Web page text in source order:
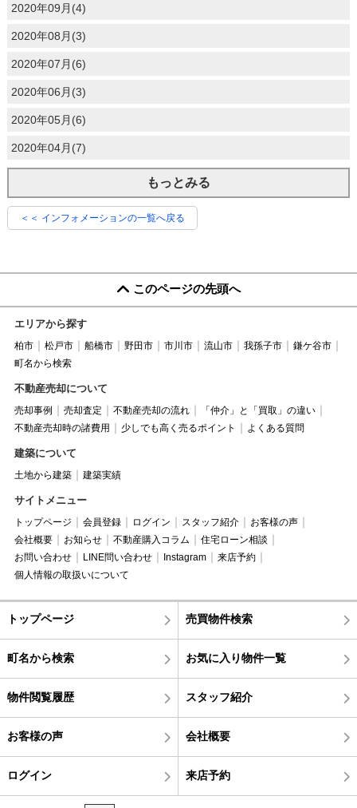
2020年09月(4)
2020年08月(3)
2020年07月(6)
2020年06月(3)
2020年05月(6)
2020年04月(7)
もっとみる
＜＜ インフォメーションの一覧へ戻る
このページの先頭へ
エリアから探す
柏市 松戸市 船橋市 野田市 市川市 流山市 我孫子市
鎌ケ谷市
町名から検索
不動産売却について
売却事例 売却査定 不動産売却の流れ
「仲介」と「買取」の違い
不動産売却時の諸費用
少しでも高く売るポイント よくある質問
建築について
土地から建築 建築実績
サイトメニュー
トップページ 会員登録 ログイン スタッフ紹介
お客様の声
会社概要
お知らせ 不動産購入コラム
住宅ローン相談
お問い合わせ
LINE問い合わせ Instagram
来店予約
個人情報の取扱いについて
トップページ 売買物件検索
町名から検索 お気に入り物件一覧
物件閲覧履歴 スタッフ紹介
お客様の声 会社概要
ログイン 来店予約